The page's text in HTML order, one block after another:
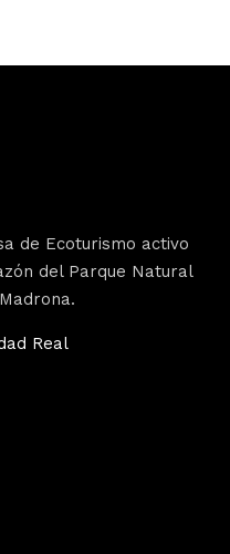
de Ecoturismo activo
del Parque Natural
Real